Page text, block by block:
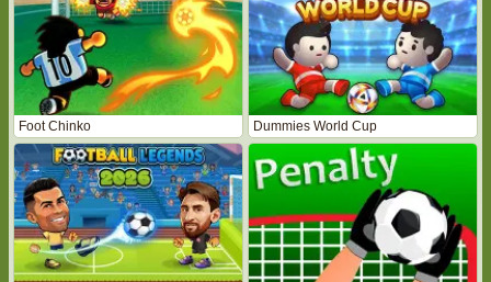
Foot Chinko Dummies World Cup